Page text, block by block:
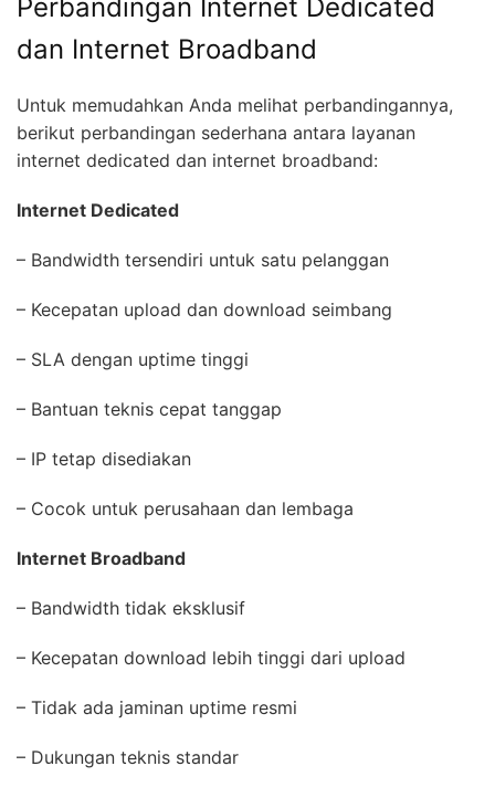
Perbandingan Internet Dedicated
dan Internet Broadband
Untuk memudahkan Anda melihat perbandingannya,
berikut perbandingan sederhana antara layanan
internet dedicated dan internet broadband:
Internet Dedicated
– Bandwidth tersendiri untuk satu pelanggan
– Kecepatan upload dan download seimbang
– SLA dengan uptime tinggi
– Bantuan teknis cepat tanggap
– IP tetap disediakan
– Cocok untuk perusahaan dan lembaga
Internet Broadband
– Bandwidth tidak eksklusif
– Kecepatan download lebih tinggi dari upload
– Tidak ada jaminan uptime resmi
– Dukungan teknis standar